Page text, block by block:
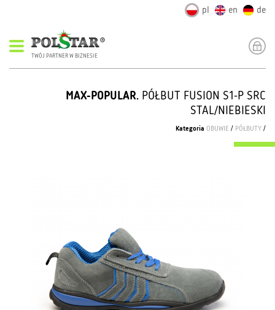
pl en de
TWÓJ PARTNER W BIZNESIE
MAX-POPULAR. PÓŁBUT FUSION S1-P SRC
STAL/NIEBIESKI
Kategoria OBUWIE / PÓŁBUTY /